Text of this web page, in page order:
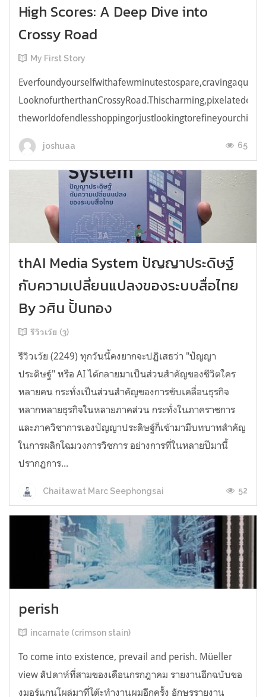
High Scores: A Deep Dive into
Crossy Road
My First Story
joshuaa 65
thAI Media System ปัญญาประดิษฐ์
กับความเปลี่ยนแปลงของระบบสื่อไทย
By วศิน ปั้นทอง
รีวิวเว้ย (3)
รีวิวเว้ย (2249) ทุกวันนี้คงยากจะปฏิเสธว่า "ปัญญา
ประดิษฐ์" หรือ AI ได้กลายมาเป็นส่วนสำคัญของชีวิตใคร
หลายคน กระทั่งเป็นส่วนสำคัญของการขับเคลื่อนธุรกิจ
หลากหลายธุรกิจในหลายภาคส่วน กระทั่งในภาคราชการ
และภาควิชาการเองปัญญาประดิษฐ์ก็เข้ามามีบทบาทสำคัญ
ในการผลิกโฉมวงการวิชการ อย่างการที่ในหลายปีมานี้
ปรากฏการ...
Chaitawat Marc Seephongsai 52
perish
incarnate (crimson stain)
To come into existence, prevail and perish. Müeller
view สัปดาห์ที่สามของเดือนกรกฎาคม รายงานอีกฉบับขอ
งมอร์แกนโผล่มาที่โต๊ะทำงานผมอีกครั้ง อักษรรายงาน